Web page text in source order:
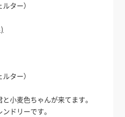
ター）
ター）
小麦色ちゃんが来てます。
ドリーです。